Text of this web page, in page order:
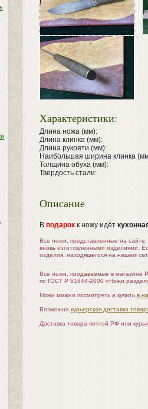
Характеристики:
Длина ножа (мм):
Длина клинка (мм):
Длина рукояти (мм):
Наибольшая ширина клинка
Толщина обуха (мм):
Твердость стали:
Описание
В подарок к ножу идёт
Все ножи, представленные на
вновь изготовленными изделиями.
изделия, находящегося на нашем
Все ножи, продаваемые в магазине
по ГОСТ Р 51644-2000 «Ножи
Ножи можно посмотреть и купить в
Возможна курьерская доставка
Доставка товара почтой РФ или